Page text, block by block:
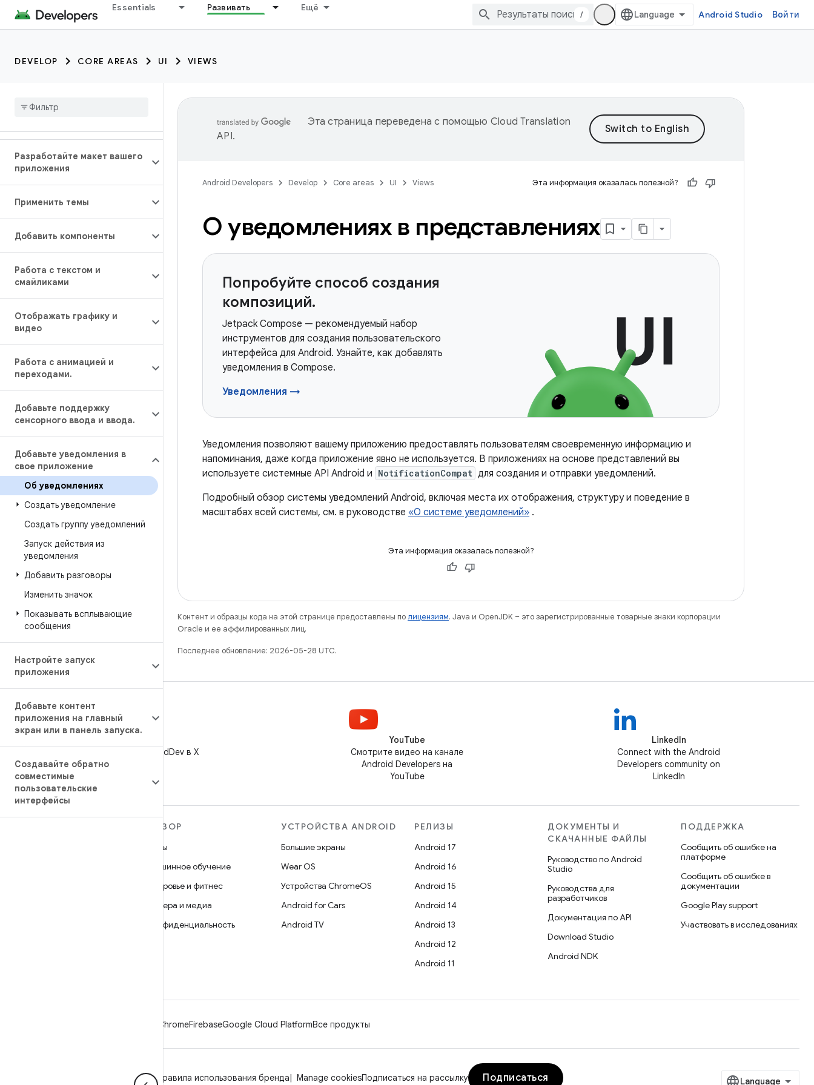
Essentials Развивать Ещё
/ Android Studio Войти
DEVELOP CORE AREAS UI VIEWS
Разработайте макет вашего
приложения
Применить темы
Добавить компоненты
Работа с текстом и
смайликами
Отображать графику и
видео
Работа с анимацией и
переходами.
Добавьте поддержку
сенсорного ввода и ввода.
Добавьте уведомления в
свое приложение
Об уведомлениях
Создать уведомление
Создать группу уведомлений
Запуск действия из
уведомления
Добавить разговоры
Изменить значок
Показывать всплывающие
сообщения
Настройте запуск
приложения
Добавьте контент
приложения на главный
экран или в панель запуска.
Создавайте обратно
совместимые
пользовательские
интерфейсы
Эта страница переведена с помощью Cloud Translation
API.
Android Developers Develop Core areas UI Views Эта информация оказалась полезной?
О уведомлениях в представлениях
Попробуйте способ создания
композиций.
Jetpack Compose — рекомендуемый набор
инструментов для создания пользовательского
интерфейса для Android. Узнайте, как добавлять
уведомления в Compose.
Уведомления →
Уведомления позволяют вашему приложению предоставлять пользователям своевременную информацию и
напоминания, даже когда приложение явно не используется. В приложениях на основе представлений вы
используете системные API Android и NotificationCompat для создания и отправки уведомлений.
Подробный обзор системы уведомлений Android, включая места их отображения, структуру и поведение в
масштабах всей системы, см. в руководстве «О системе уведомлений» .
Эта информация оказалась полезной?
Контент и образцы кода на этой странице предоставлены полицензиям. Java и OpenJDK – это зарегистрированные товарные знаки корпорации
Oracle и ее аффилированных лиц.
Последнее обновление: 2026-05-28 UTC.
Читайте @AndroidDev в X
YouTube
Смотрите видео на канале
Android Developers на
YouTube
LinkedIn
Connect with the Android
Developers community on
LinkedIn
ОБЗОР
Игры
Машинное обучение
Здоровье и фитнес
Камера и медиа
Конфиденциальность
УСТРОЙСТВА ANDROID
Большие экраны
Wear OS
Устройства ChromeOS
Android for Cars
Android TV
РЕЛИЗЫ
Android 17
Android 16
Android 15
Android 14
Android 13
Android 12
Android 11
ДОКУМЕНТЫ И
СКАЧАННЫЕ ФАЙЛЫ
Руководство по Android
Studio
Руководства для
разработчиков
Документация по API
Download Studio
Android NDK
ПОДДЕРЖКА
Сообщить об ошибке на
платформе
Сообщить об ошибке в
документации
Google Play support
Участвовать в исследованиях
ChromeFirebaseGoogle Cloud PlatformВсе продукты
Лицензия Правила использования бренда Manage cookiesПодписаться на рассылку Подписаться